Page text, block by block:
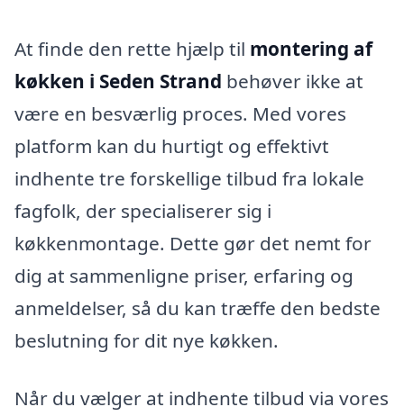
At finde den rette hjælp til montering af
køkken i Seden Strand behøver ikke at
være en besværlig proces. Med vores
platform kan du hurtigt og effektivt
indhente tre forskellige tilbud fra lokale
fagfolk, der specialiserer sig i
køkkenmontage. Dette gør det nemt for
dig at sammenligne priser, erfaring og
anmeldelser, så du kan træffe den bedste
beslutning for dit nye køkken.
Når du vælger at indhente tilbud via vores